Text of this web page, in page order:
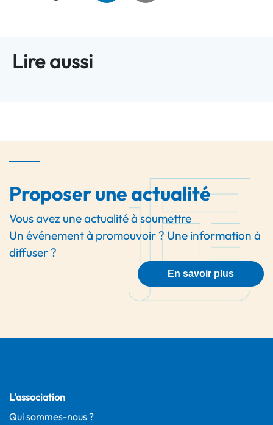
Lire aussi
Proposer une actualité
Vous avez une actualité à soumettre
Un événement à promouvoir ? Une information à
diffuser ?
En savoir plus
L’association
Qui sommes-nous ?